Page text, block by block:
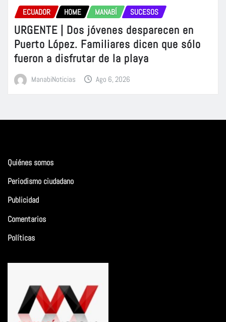
ECUADOR HOME MANABÍ SUCESOS
URGENTE | Dos jóvenes desparecen en
Puerto López. Familiares dicen que sólo
fueron a disfrutar de la playa
ManabiNoticias Ago 6, 2026
Quiénes somos
Periodismo ciudadano
Publicidad
Comentarios
Políticas